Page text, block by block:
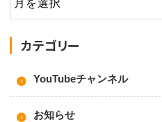
カテゴリー
YouTubeチャンネル
お知らせ